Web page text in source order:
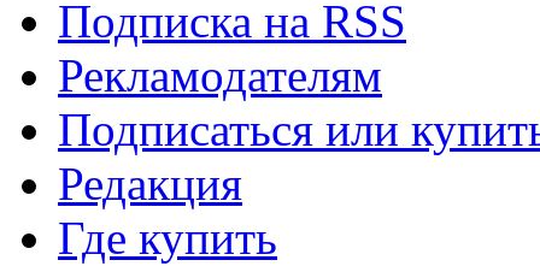
Подписка на RSS
Рекламодателям
Подписаться или
Редакция
Где купить